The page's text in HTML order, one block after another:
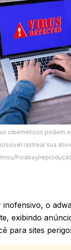
cibernéticos podem
rastrear sua
Pixabay/
inofensivo, o
exibindo
para sites